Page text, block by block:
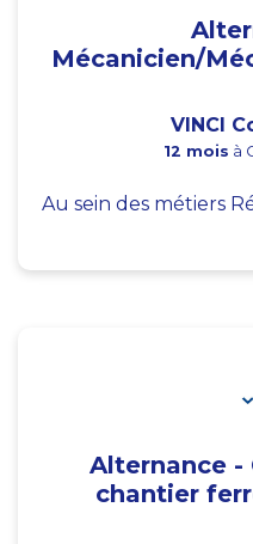
Mécanicien/
VINCI
12 mois à
Au sein des métiers
Alternance -
chantier